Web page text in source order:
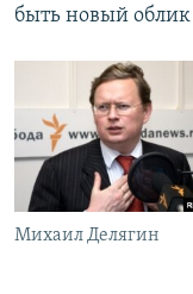
быть новый
Михаил Делягин